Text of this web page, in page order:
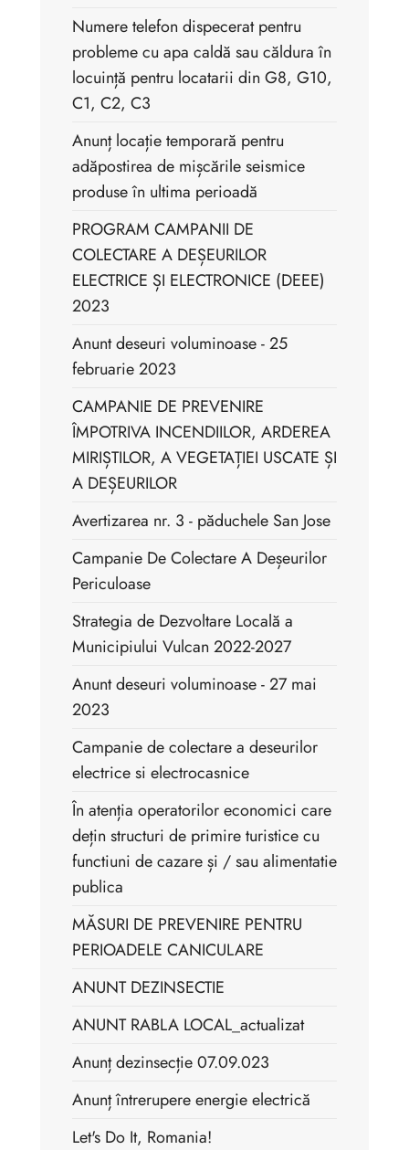
Numere telefon dispecerat pentru
probleme cu apa caldă sau căldura în
locuință pentru locatarii din G8, G10,
C1, C2, C3
Anunț locație temporară pentru
adăpostirea de mișcările seismice
produse în ultima perioadă
PROGRAM CAMPANII DE
COLECTARE A DEȘEURILOR
ELECTRICE ȘI ELECTRONICE (DEEE)
2023
Anunt deseuri voluminoase - 25
februarie 2023
CAMPANIE DE PREVENIRE
ÎMPOTRIVA INCENDIILOR, ARDEREA
MIRIȘTILOR, A VEGETAȚIEI USCATE ȘI
A DEȘEURILOR
Avertizarea nr. 3 - păduchele San Jose
Campanie De Colectare A Deșeurilor
Periculoase
Strategia de Dezvoltare Locală a
Municipiului Vulcan 2022-2027
Anunt deseuri voluminoase - 27 mai
2023
Campanie de colectare a deseurilor
electrice si electrocasnice
În atenția operatorilor economici care
dețin structuri de primire turistice cu
functiuni de cazare și / sau alimentatie
publica
MĂSURI DE PREVENIRE PENTRU
PERIOADELE CANICULARE
ANUNT DEZINSECTIE
ANUNT RABLA LOCAL_actualizat
Anunț dezinsecție 07.09.023
Anunț întrerupere energie electrică
Let's Do It, Romania!